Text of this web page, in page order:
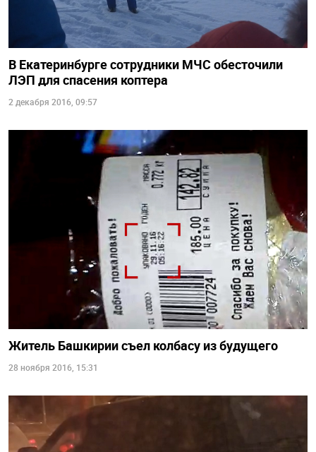
В Екатеринбурге сотрудники МЧС обесточили
ЛЭП для спасения коптера
2 декабря 2016, 09:57
Житель Башкирии съел колбасу из будущего
28 ноября 2016, 15:31